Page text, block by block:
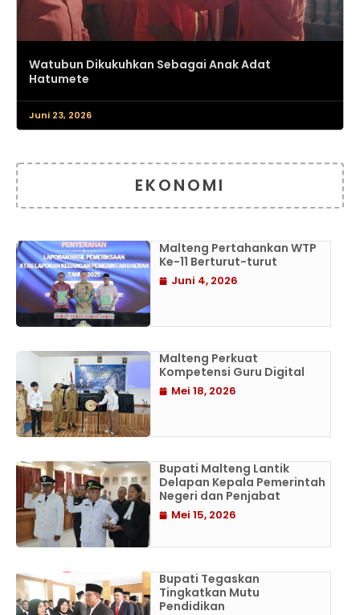
Watubun Dikukuhkan Sebagai Anak Adat
Hatumete
Juni 23, 2026
EKONOMI
Malteng Pertahankan WTP
Ke-11 Berturut-turut
Juni 4, 2026
Malteng Perkuat
Kompetensi Guru Digital
Mei 18, 2026
Bupati Malteng Lantik
Delapan Kepala Pemerintah
Negeri dan Penjabat
Mei 15, 2026
Bupati Tegaskan
Tingkatkan Mutu
Pendidikan